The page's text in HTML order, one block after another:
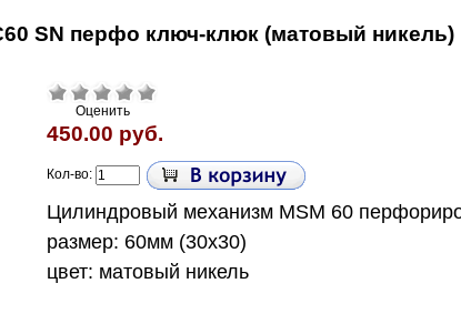
SN перфо ключ-клюк (матовый никель)
Оценить
450.00 руб.
Кол-во:
Цилиндровый механизм MSM 60
размер: 60мм (30х30)
цвет: матовый никель